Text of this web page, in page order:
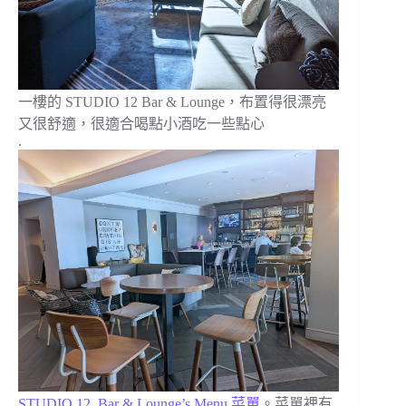
一樓的 STUDIO 12 Bar & Lounge，布置得很漂亮
又很舒適，很適合喝點小酒吃一些點心
.